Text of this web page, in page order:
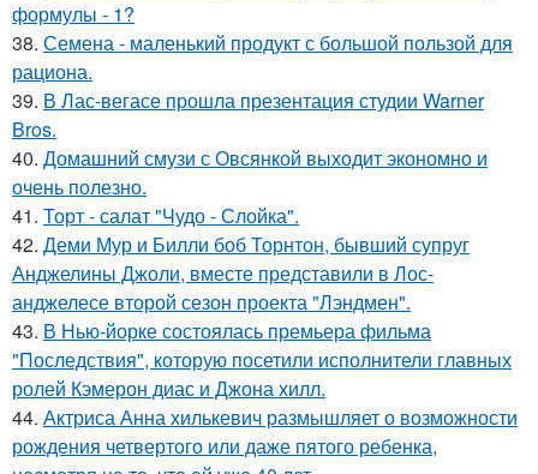
формулы - 1?
38. Семена - маленький продукт с большой пользой для
рациона.
39. В Лас-вегасе прошла презентация студии Warner
Bros.
40. Домашний смузи с Овсянкой выходит экономно и
очень полезно.
41. Торт - салат "Чудо - Слойка".
42. Деми Мур и Билли боб Торнтон, бывший супруг
Анджелины Джоли, вместе представили в Лос-
анджелесе второй сезон проекта "Лэндмен".
43. В Нью-йорке состоялась премьера фильма
"Последствия", которую посетили исполнители главных
ролей Кэмерон диас и Джона хилл.
44. Актриса Анна хилькевич размышляет о возможности
рождения четвертого или даже пятого ребенка,